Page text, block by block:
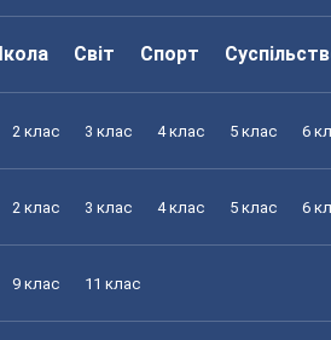
Світ Спорт
2 клас 3 клас 4 клас 5 клас 6
2 клас 3 клас 4 клас 5 клас 6
9 клас 11 клас